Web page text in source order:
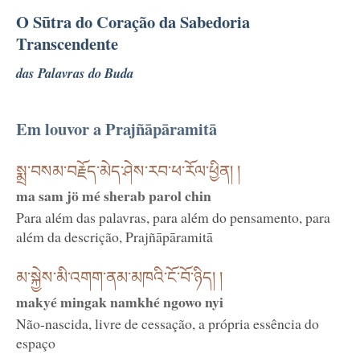
O Sūtra do Coração da Sabedoria
Transcendente
das Palavras do Buda
Em louvor a Prajñāpāramitā
སྨྲ་བསམ་བརྗོད་མེད་ཤེས་རབ་ཕ་རོལ་ཕྱིན། །
ma sam jö mé sherab parol chin
Para além das palavras, para além do pensamento, para
além da descrição, Prajñāpāramitā
མ་སྐྱེས་མི་འགག་ནམ་མཁའི་ངོ་བོ་ཉིད། །
makyé mingak namkhé ngowo nyi
Não-nascida, livre de cessação, a própria essência do
espaço